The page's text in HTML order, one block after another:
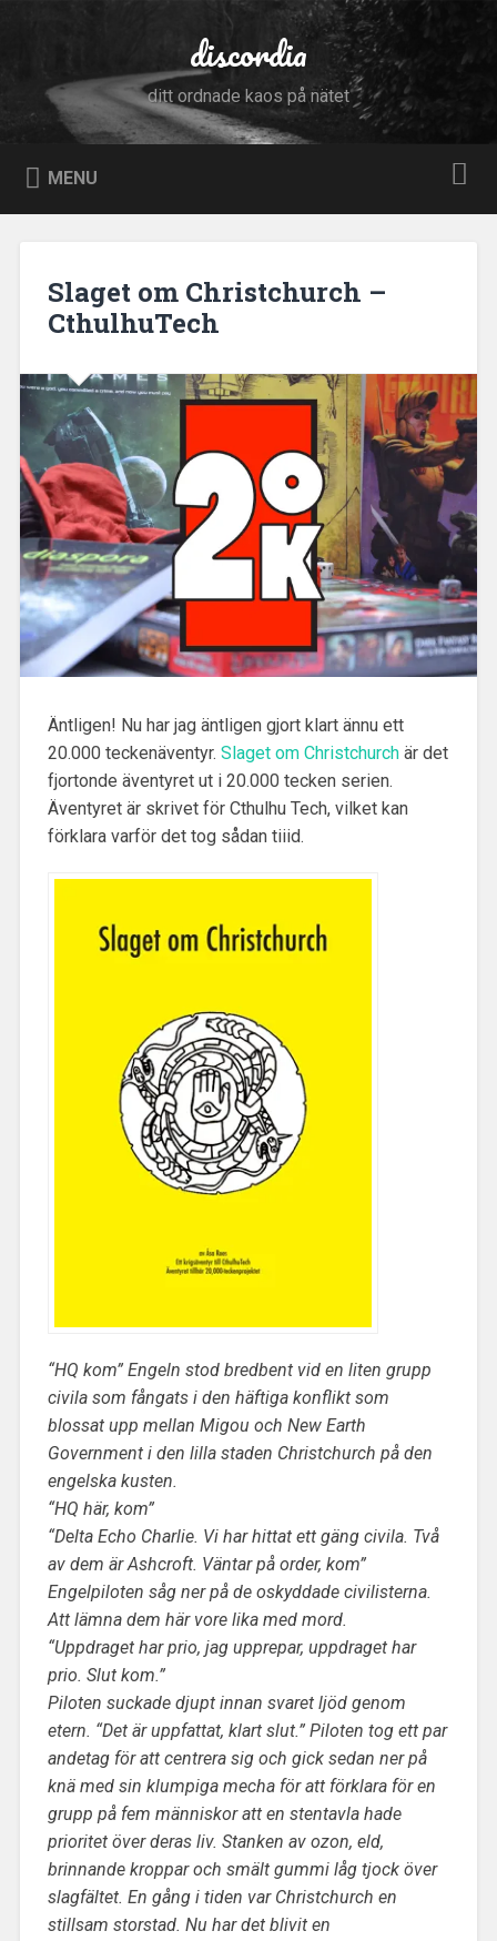
discordia
ditt ordnade kaos på nätet
MENU
Slaget om Christchurch –
CthulhuTech
Äntligen! Nu har jag äntligen gjort klart ännu ett
20.000 teckenäventyr. Slaget om Christchurchär det
fjortonde äventyret ut i 20.000 tecken serien.
Äventyret är skrivet för Cthulhu Tech, vilket kan
förklara varför det tog sådan tiiid.
“HQ kom” Engeln stod bredbent vid en liten grupp
civila som fångats i den häftiga konflikt som
blossat upp mellan Migou och New Earth
Government i den lilla staden Christchurch på den
engelska kusten.
“HQ här, kom”
“Delta Echo Charlie. Vi har hittat ett gäng civila. Två
av dem är Ashcroft. Väntar på order, kom”
Engelpiloten såg ner på de oskyddade civilisterna.
Att lämna dem här vore lika med mord.
“Uppdraget har prio, jag upprepar, uppdraget har
prio. Slut kom.”
Piloten suckade djupt innan svaret ljöd genom
etern. “Det är uppfattat, klart slut.” Piloten tog ett par
andetag för att centrera sig och gick sedan ner på
knä med sin klumpiga mecha för att förklara för en
grupp på fem människor att en stentavla hade
prioritet över deras liv. Stanken av ozon, eld,
brinnande kroppar och smält gummi låg tjock över
slagfältet. En gång i tiden var Christchurch en
stillsam storstad. Nu har det blivit en